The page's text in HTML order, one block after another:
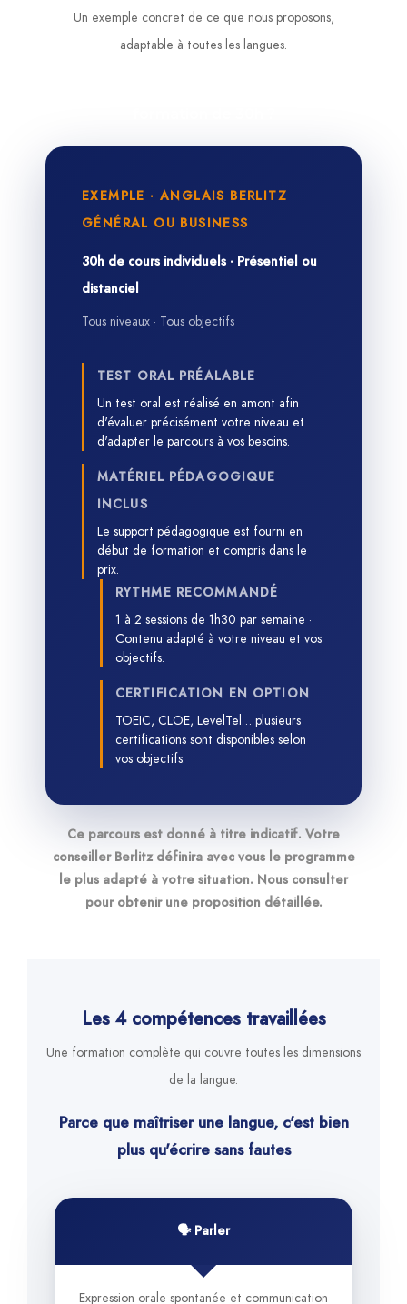
Un exemple concret de ce que nous proposons,
adaptable à toutes les langues.
EXEMPLE · ANGLAIS BERLITZ
GÉNÉRAL OU BUSINESS
30h de cours individuels · Présentiel ou
distanciel
Tous niveaux · Tous objectifs
TEST ORAL PRÉALABLE
Un test oral est réalisé en amont afin
d'évaluer précisément votre niveau et
d'adapter le parcours à vos besoins.
MATÉRIEL PÉDAGOGIQUE
INCLUS
Le support pédagogique est fourni en
début de formation et compris dans le
prix.
RYTHME RECOMMANDÉ
1 à 2 sessions de 1h30 par semaine ·
Contenu adapté à votre niveau et vos
objectifs.
CERTIFICATION EN OPTION
TOEIC, CLOE, LevelTel… plusieurs
certifications sont disponibles selon
vos objectifs.
Ce parcours est donné à titre indicatif. Votre
conseiller Berlitz définira avec vous le programme
le plus adapté à votre situation. Nous consulter
pour obtenir une proposition détaillée.
Les 4 compétences travaillées
Une formation complète qui couvre toutes les dimensions
de la langue.
Parce que maîtriser une langue, c'est bien
plus qu'écrire sans fautes
🗣️ Parler
Expression orale spontanée et communication